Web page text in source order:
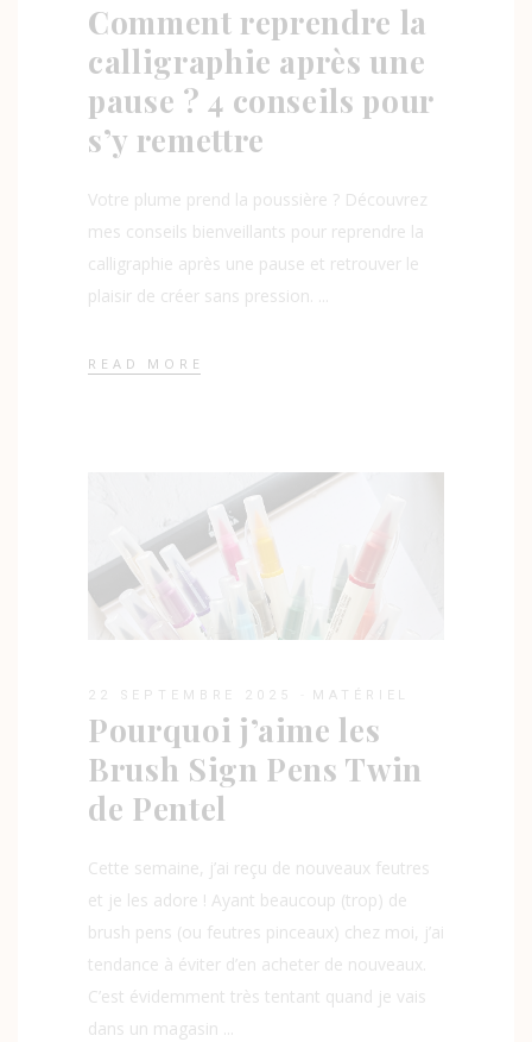
Comment reprendre la
calligraphie après une
pause ? 4 conseils pour
s’y remettre
Votre plume prend la poussière ? Découvrez
mes conseils bienveillants pour reprendre la
calligraphie après une pause et retrouver le
plaisir de créer sans pression.
READ MORE
22 SEPTEMBRE 2025 MATÉRIEL
Pourquoi j’aime les
Brush Sign Pens Twin
de Pentel
Cette semaine, j’ai reçu de nouveaux feutres
et je les adore ! Ayant beaucoup (trop) de
brush pens (ou feutres pinceaux) chez moi, j’ai
tendance à éviter d’en acheter de nouveaux.
C’est évidemment très tentant quand je vais
dans un magasin